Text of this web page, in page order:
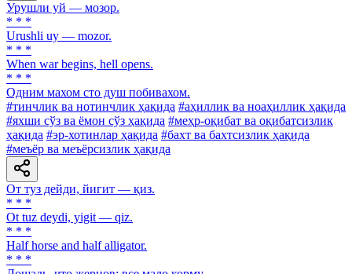
Урушли уй — мозор.
* * *
Urushli uy — mozor.
* * *
When war begins, hell opens.
* * *
Одним махом сто душ побивахом.
#тинчлик ва нотинчлик ҳақида #аҳиллик ва ноаҳиллик ҳақида
#яхши сўз ва ёмон сўз ҳақида #меҳр-оқибат ва оқибатсизлик
ҳақида #эр-хотинлар ҳақида #бахт ва бахтсизлик ҳақида
#меъёр ва меъёрсизлик ҳақида
От туз дейди, йигит — қиз.
* * *
Ot tuz deydi, yigit — qiz.
* * *
Half horse and half alligator.
* * *